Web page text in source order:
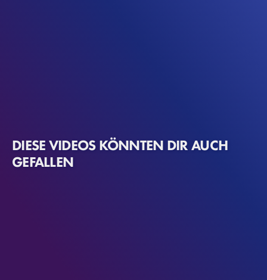
DIESE VIDEOS KÖNNTEN DIR AUCH
GEFALLEN